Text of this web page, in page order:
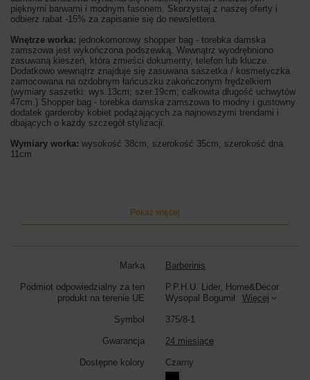
pięknymi barwami i modnym fasonem. Skorzystaj z naszej oferty i
odbierz rabat -15% za zapisanie się do newslettera.
Wnętrze worka: jednokomorowy shopper bag - torebka damska
zamszowa jest wykończona podszewką. Wewnątrz wyodrębniono
zasuwaną kieszeń, która zmieści dokumenty, telefon lub klucze.
Dodatkowo wewnątrz znajduje się zasuwana saszetka / kosmetyczka
zamocowana na ozdobnym łańcuszku zakończonym frędzelkiem
(wymiary saszetki: wys.13cm; szer.19cm; całkowita długość uchwytów
47cm.) Shopper bag - torebka damska zamszowa to modny i gustowny
dodatek garderoby kobiet podążających za najnowszymi trendami i
dbających o każdy szczegół stylizacji.
Wymiary worka: wysokość 38cm, szerokość 35cm, szerokość dna
11cm
Pokaż więcej
Marka Barberinis
Podmiot odpowiedzialny za ten
produkt na terenie UE
P.P.H.U. Lider, Home&Décor
Wysopal Bogumił
Więcej
Symbol 375/8-1
Gwarancja 24 miesiące
Dostępne kolory Czarny